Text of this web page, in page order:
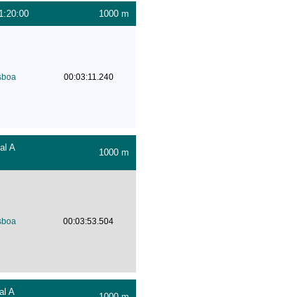
1000 m
00:03:11.240
A
1000 m
00:03:53.504
A